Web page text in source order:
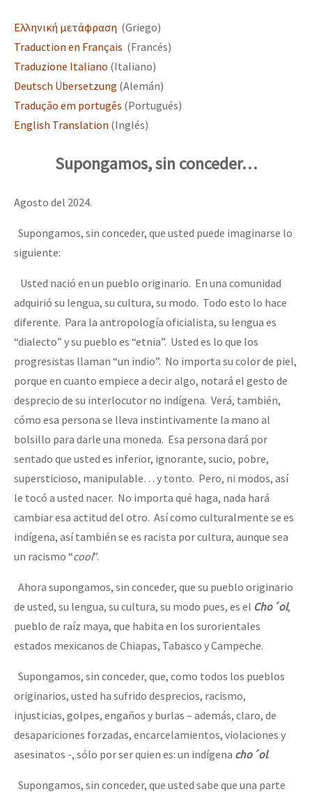
EZLN
La Sexta
AutonomÍa y Resistencia
Megaproyectos
Mujeres
ETIQUETAS
MULTIMEDIA
Audio
Fotorreportaje
Otras secciones
Semillero Guerra contra la Humanidad. (Las poblaciones y
la naturaleza bajo asedio)
Libros para descargar
Medios Libres
Eventos
Contacto
Dia 1: Encontro “Guerra contra a Humanidade”
[CDMX – 20 julio] Jornadas globales por la libertad de Jesús
“Sonhando a Terra do Bem Virá” se publica no Estado Espanhol
Se o México sabe, que o mundo saiba! Nossas lutas pela
[25 abr – CDMX] Tokín por el CNI: 30 años de Resistencia y
Ελληνική μετάφραση (Griego)
Traduction en Français (Francés)
Traduzione Italiano (Italiano)
Deutsch Übersetzung (Alemán)
Tradução em portugês (Portugués)
English Translation (Inglés)
Supongamos, sin conceder…
Agosto del 2024.
Supongamos, sin conceder, que usted puede imaginarse lo
siguiente:
Usted nació en un pueblo originario. En una comunidad
adquirió su lengua, su cultura, su modo. Todo esto lo hace
diferente. Para la antropología oficialista, su lengua es
“dialecto” y su pueblo es “etnia”. Usted es lo que los
progresistas llaman “un indio”. No importa su color de piel,
porque en cuanto empiece a decir algo, notará el gesto de
desprecio de su interlocutor no indígena. Verá, también,
cómo esa persona se lleva instintivamente la mano al
bolsillo para darle una moneda. Esa persona dará por
sentado que usted es inferior, ignorante, sucio, pobre,
supersticioso, manipulable… y tonto. Pero, ni modos, así
le tocó a usted nacer. No importa qué haga, nada hará
cambiar esa actitud del otro. Así como culturalmente se es
indígena, así también se es racista por cultura, aunque sea
un racismo “cool”.
Ahora supongamos, sin conceder, que su pueblo originario
de usted, su lengua, su cultura, su modo pues, es el Cho´ol,
pueblo de raíz maya, que habita en los surorientales
estados mexicanos de Chiapas, Tabasco y Campeche.
Supongamos, sin conceder, que, como todos los pueblos
originarios, usted ha sufrido desprecios, racismo,
injusticias, golpes, engaños y burlas – además, claro, de
desapariciones forzadas, encarcelamientos, violaciones y
asesinatos -, sólo por ser quien es: un indígena cho´ol.
Supongamos, sin conceder, que usted sabe que una parte